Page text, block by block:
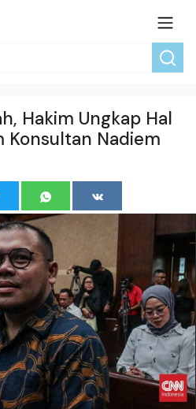
Hakim Ungkap Hal
Konsultan Nadiem